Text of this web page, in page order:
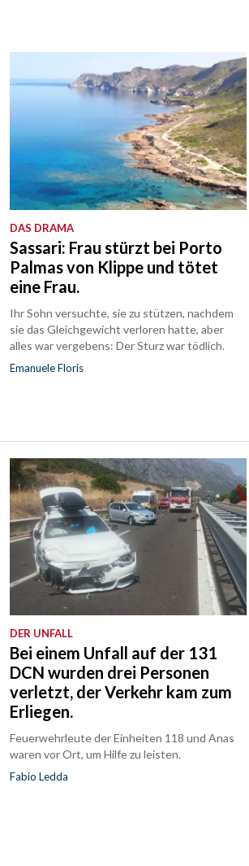
DAS DRAMA
Sassari: Frau stürzt bei Porto
Palmas von Klippe und tötet
eine Frau.
Ihr Sohn versuchte, sie zu stützen, nachdem
sie das Gleichgewicht verloren hatte, aber
alles war vergebens: Der Sturz war tödlich.
Emanuele Floris
DER UNFALL
Bei einem Unfall auf der 131
DCN wurden drei Personen
verletzt, der Verkehr kam zum
Erliegen.
Feuerwehrleute der Einheiten 118 und Anas
waren vor Ort, um Hilfe zu leisten.
Fabio Ledda